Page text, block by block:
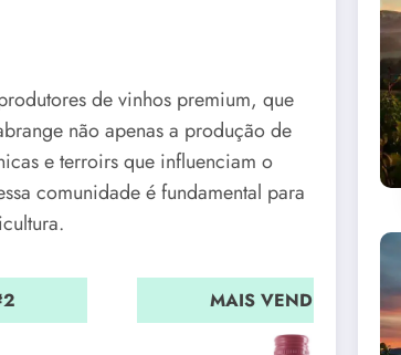
de vinhos premium, que
não apenas a produção de
e terroirs que influenciam o
comunidade é fundamental para
MAIS VENDIDO #3